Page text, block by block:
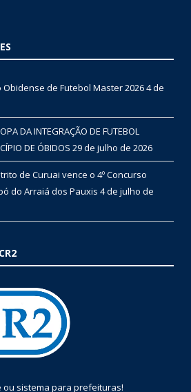
Obidense de Futebol Master 20264 de
DA INTEGRAÇÃO DE FUTEBOL
DE ÓBIDOS 29 de julho de 2026
de Curuai vence o 4º Concurso
do Arraiá dos Pauxis 4 de julho de
ou sistema para prefeituras!